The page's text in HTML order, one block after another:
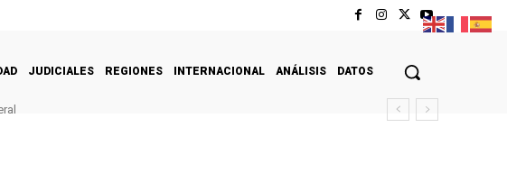
JUDICIALES REGIONES INTERNACIONAL ANÁLISIS DATOS